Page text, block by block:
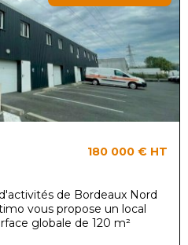
180 000 € HT
de Bordeaux Nord
vous propose un local
globale de 120 m²